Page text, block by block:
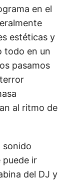
en el
estéticas y
todo en un
pasamos
al ritmo de
sonido
ir
del DJ y